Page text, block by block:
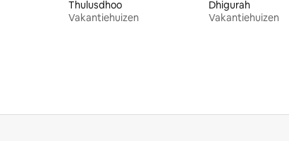
Thulusdhoo
Vakantiehuizen
Dhigurah
Vakantiehuizen